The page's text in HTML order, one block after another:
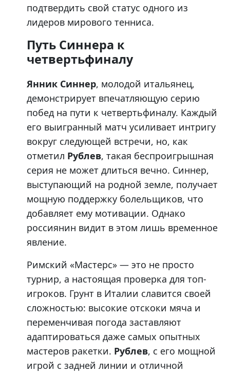
подтвердить свой статус одного из
лидеров мирового тенниса.
Путь Синнера к
четвертьфиналу
Янник Синнер, молодой итальянец,
демонстрирует впечатляющую серию
побед на пути к четвертьфиналу. Каждый
его выигранный матч усиливает интригу
вокруг следующей встречи, но, как
отметил Рублев, такая беспроигрышная
серия не может длиться вечно. Синнер,
выступающий на родной земле, получает
мощную поддержку болельщиков, что
добавляет ему мотивации. Однако
россиянин видит в этом лишь временное
явление.
Римский «Мастерс» — это не просто
турнир, а настоящая проверка для топ-
игроков. Грунт в Италии славится своей
сложностью: высокие отскоки мяча и
переменчивая погода заставляют
адаптироваться даже самых опытных
мастеров ракетки. Рублев, с его мощной
игрой с задней линии и отличной